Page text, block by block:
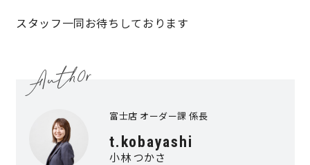
キママプラス
納得リフォームスタジオ nattoku リノベ
スタッフ一同お待ちしております
富士店 オーダー課 係長
t.kobayashi
小林 つかさ